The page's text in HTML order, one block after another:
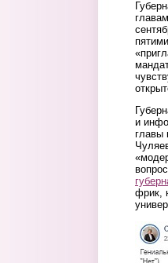
и
главы
фрик,